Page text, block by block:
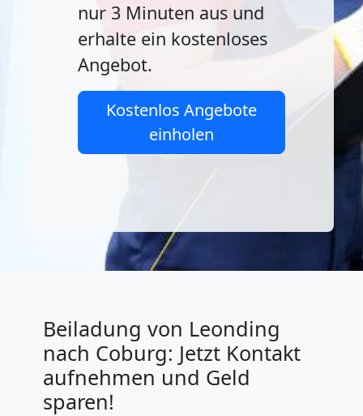
nur 3 Minuten aus und
erhalte ein kostenloses
Angebot.
Kostenlos Angebote
einholen
Beiladung von Leonding
nach Coburg: Jetzt Kontakt
aufnehmen und Geld
sparen!